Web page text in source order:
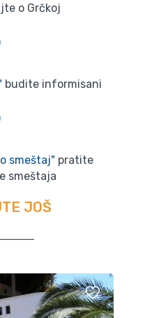
o Grčkoj
budite informisani
smeštaj" pratite
smeštaja
JOŠ